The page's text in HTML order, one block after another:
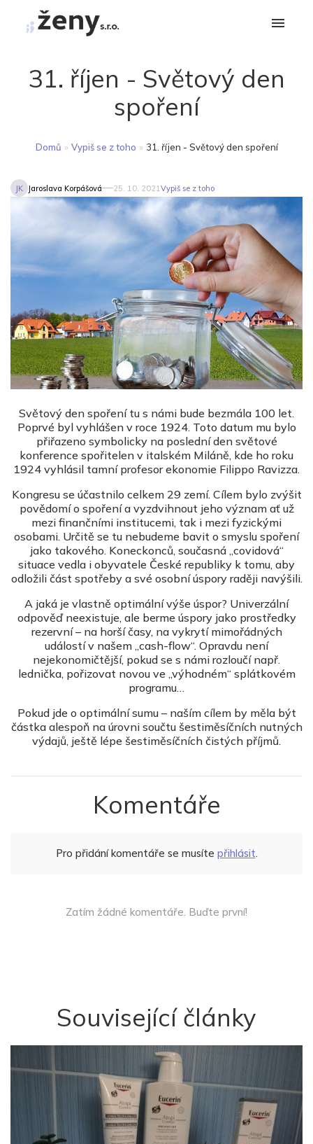
31. říjen - Světový den
spoření
Domů » Vypiš se z toho » 31. říjen - Světový den spoření
JK Jaroslava Korpášová 25. 10. 2021 Vypiš se z toho
Světový den spoření tu s námi bude bezmála 100 let.
Poprvé byl vyhlášen v roce 1924. Toto datum mu bylo
přiřazeno symbolicky na poslední den světové
konference spořitelen v italském Miláně, kde ho roku
1924 vyhlásil tamní profesor ekonomie Filippo Ravizza.
Kongresu se účastnilo celkem 29 zemí. Cílem bylo zvýšit
povědomí o spoření a vyzdvihnout jeho význam ať už
mezi finančními institucemi, tak i mezi fyzickými
osobami. Určitě se tu nebudeme bavit o smyslu spoření
jako takového. Koneckonců, současná „covidová“
situace vedla i obyvatele České republiky k tomu, aby
odložili část spotřeby a své osobní úspory raději navýšili.
A jaká je vlastně optimální výše úspor? Univerzální
odpověď neexistuje, ale berme úspory jako prostředky
rezervní – na horší časy, na vykrytí mimořádných
událostí v našem „cash-flow“. Opravdu není
nejekonomičtější, pokud se s námi rozloučí např.
lednička, pořizovat novou ve „výhodném“ splátkovém
programu…
Pokud jde o optimální sumu – naším cílem by měla být
částka alespoň na úrovni součtu šestiměsíčních nutných
výdajů, ještě lépe šestiměsíčních čistých příjmů.
Komentáře
Pro přidání komentáře se musíte přihlásit.
Zatím žádné komentáře. Buďte první!
Související články